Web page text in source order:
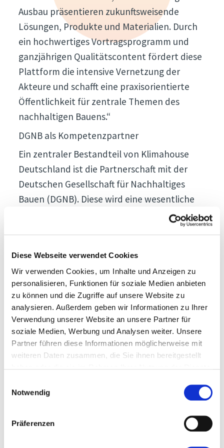
Diese Webseite verwendet Cookies
Wir verwenden Cookies, um Inhalte und Anzeigen zu
personalisieren, Funktionen für soziale Medien anbieten
zu können und die Zugriffe auf unsere Website zu
analysieren. Außerdem geben wir Informationen zu Ihrer
Verwendung unserer Website an unsere Partner für
soziale Medien, Werbung und Analysen weiter. Unsere
Partner führen diese Informationen möglicherweise mit
weiteren Daten zusammen, die Sie ihnen bereitgestellt
Notwendig
Präferenzen
Ausbau präsentieren zukunftsweisende
Lösungen, Produkte und Materialien. Durch
ein hochwertiges Vortragsprogramm und
ganzjährigen Qualitätscontent fördert diese
Plattform die intensive Vernetzung der
Akteure und schafft eine praxisorientierte
Öffentlichkeit für zentrale Themen des
nachhaltigen Bauens.“
DGNB als Kompetenzpartner
Ein zentraler Bestandteil von Klimahouse
Deutschland ist die Partnerschaft mit der
Deutschen Gesellschaft für Nachhaltiges
Bauen (DGNB). Diese wird eine wesentliche
Rolle bei der Programmgestaltung und
strategischen Ausrichtung der Veranstaltung
Geschäftsführerin der DGNB, betont: „Der
internationale Ansatz sowie der Fokus auf
kuratierte Austeller und Inhalte machen
Klimahouse für uns zu einem spannenden
Format, das wir als DGNB gerne
unterstützen.“
Die Teilnahme an Klimahouse Deutschland
innovativen Produkte und Dienstleistungen
einem breiten internationalen Fachpublikum
zu präsentieren und neue Geschäftskontakte